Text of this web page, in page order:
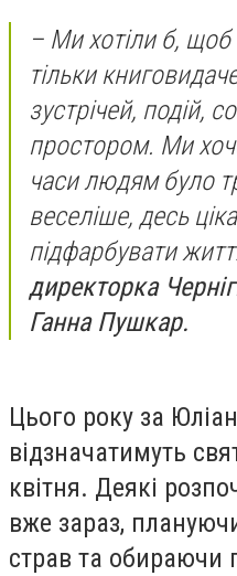
– Ми хотіли б, щоб
тільки
зустрічей, подій,
простором. Ми
часи людям було
веселіше, десь
підфарбувати
директорка
Ганна Пушкар.
Цього року за
відзначатимуть
квітня. Деякі
вже зараз,
страв та обираючи